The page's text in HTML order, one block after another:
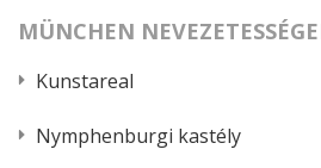
MÜNCHEN
Kunstareal
Nymphenburgi kastély